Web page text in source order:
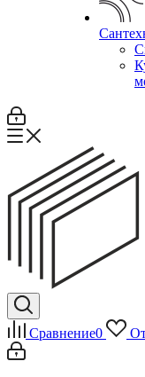
Сравнение0